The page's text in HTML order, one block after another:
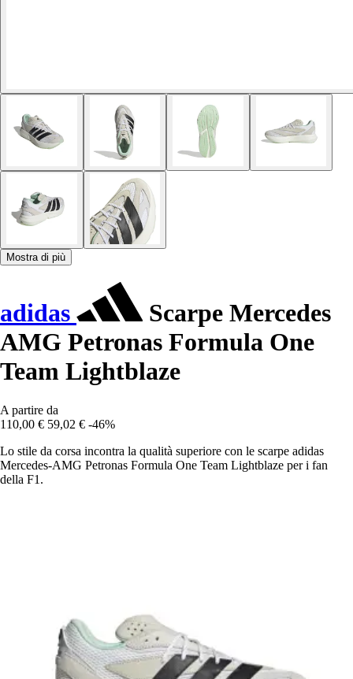
Mostra di più
adidas
Scarpe Mercedes
AMG Petronas Formula One
Team Lightblaze
A partire da
110,00 € 59,02 € -46%
Lo stile da corsa incontra la qualità superiore con le scarpe adidas
Mercedes-AMG Petronas Formula One Team Lightblaze per i fan
della F1.